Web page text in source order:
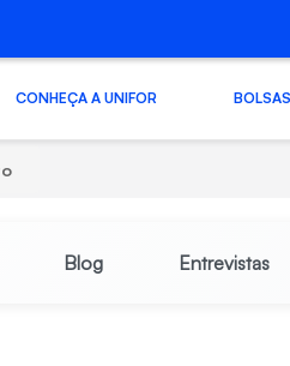
CONHEÇA A UNIFOR
Blog Entrevistas